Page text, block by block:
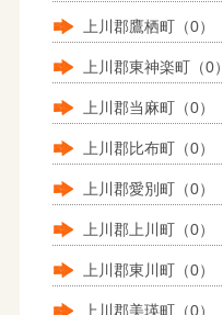
上川郡鷹栖町（0）
上川郡東神楽町（0）
上川郡当麻町（0）
上川郡比布町（0）
上川郡愛別町（0）
上川郡上川町（0）
上川郡東川町（0）
上川郡美瑛町（0）